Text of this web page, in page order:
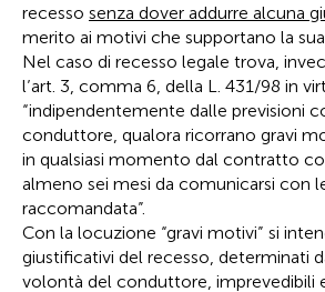
recesso senza dover addurre alcuna
merito ai motivi che supportano la
Nel caso di recesso legale trova,
l’art. 3, comma 6, della L. 431/98 in
“indipendentemente dalle previsioni
conduttore, qualora ricorrano gravi
in qualsiasi momento dal contratto
almeno sei mesi da comunicarsi con
raccomandata”.
Con la locuzione “gravi motivi” si
giustificativi del recesso, determinati
volontà del conduttore, imprevedibili